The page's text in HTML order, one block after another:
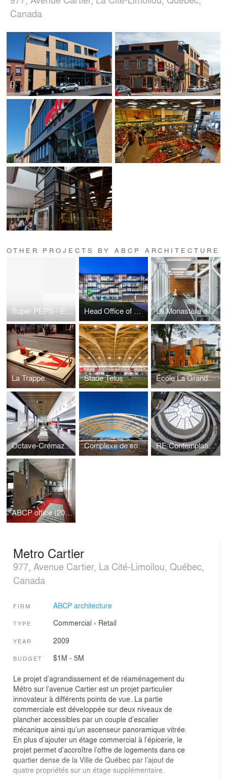
Canada
OTHER PROJECTS BY ABCP ARCHITECTURE
Super PEPS - Expension Head Office of Caisse Desjardins de Lévis Le Monastère des Augustines
La Trappe Stade Telus École La Grande Hermine
Octave-Crémazie Hall Foyer Complexe de soccer du parc Chauveau RE:Contemplating the Void - Guggenheim Museum NY Intervention Competition - Screening the void
ABCP office (2007-2011)
Metro Cartier
977, Avenue Cartier, La Cité-Limoilou, Québec,
Canada
FIRM ABCP architecture
TYPE Commercial › Retail
YEAR 2009
BUDGET $1M - 5M
Le projet d’agrandissement et de réaménagement du
Métro sur l’avenue Cartier est un projet particulier
innovateur à différents points de vue. La partie
commerciale est développée sur deux niveaux de
plancher accessibles par un couple d’escalier
mécanique ainsi qu’un ascenseur panoramique vitrée.
En plus d’ajouter un étage commercial à l’épicerie, le
projet permet d’accroître l’offre de logements dans ce
quartier dense de la Ville de Québec par l’ajout de
quatre propriétés sur un étage supplémentaire.